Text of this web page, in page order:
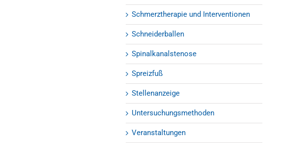
Schmerztherapie und Interventionen
Schneiderballen
Spinalkanalstenose
Spreizfuß
Stellenanzeige
Untersuchungsmethoden
Veranstaltungen